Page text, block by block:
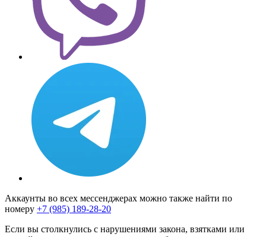
Аккаунты во всех мессенджерах можно также найти по
номеру +7 (985) 189-28-20
Если вы столкнулись с нарушениями закона, взятками или